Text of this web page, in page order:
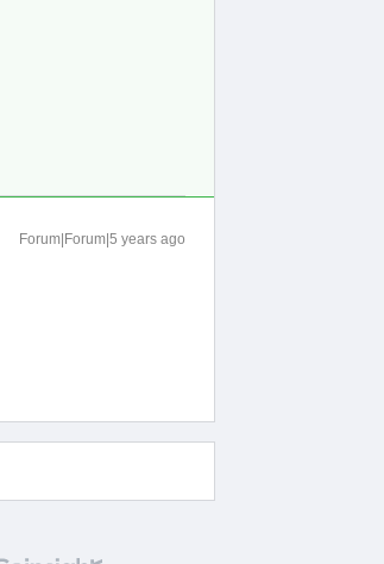
Forum|Forum|5 years ago